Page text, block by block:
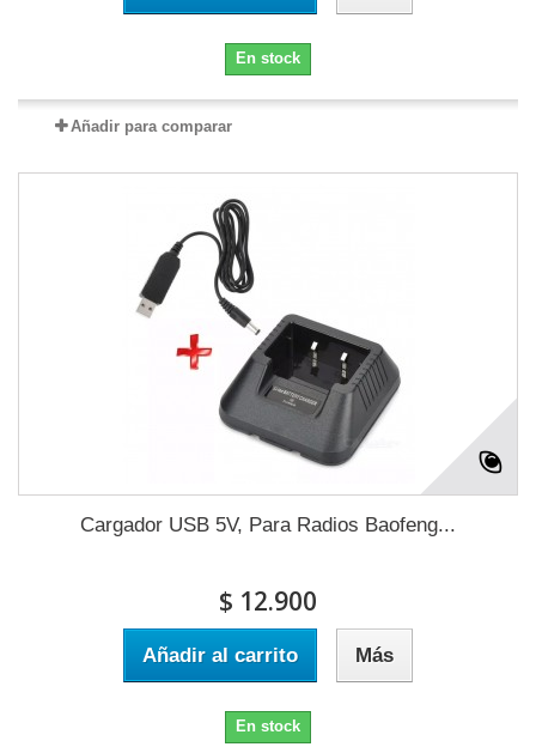
En stock
Añadir para comparar
Cargador USB 5V, Para Radios Baofeng...
$ 12.900
Añadir al carrito Más
En stock